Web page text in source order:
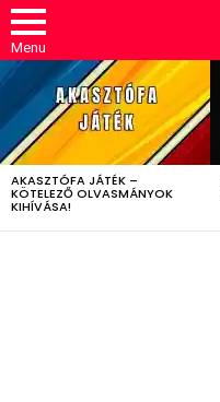
Menu
LATEST
STORIES
AKASZTÓFA JÁTÉK –
KÖTELEZŐ OLVASMÁNYOK
KIHÍVÁSA!